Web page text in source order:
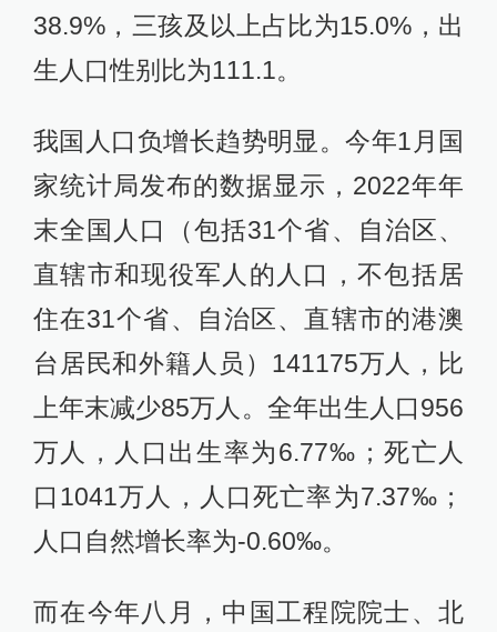
38.9%，三孩及以上占比为15.0%，出
生人口性别比为111.1。
我国人口负增长趋势明显。今年1月国
家统计局发布的数据显示，2022年年
末全国人口（包括31个省、自治区、
直辖市和现役军人的人口，不包括居
住在31个省、自治区、直辖市的港澳
台居民和外籍人员）141175万人，比
上年末减少85万人。全年出生人口956
万人，人口出生率为6.77‰；死亡人
口1041万人，人口死亡率为7.37‰；
人口自然增长率为-0.60‰。
而在今年八月，中国工程院院士、北